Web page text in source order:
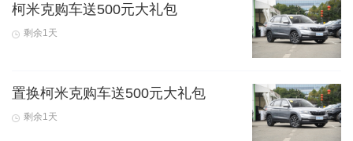
柯米克购车送500元大礼包
剩余1天
置换柯米克购车送500元大礼包
剩余1天